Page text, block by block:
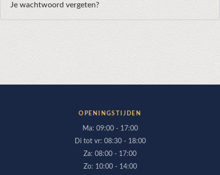
Je wachtwoord vergeten?
OPENINGSTIJDEN
Ma: 09:00 - 17:00
Di tot vr: 08:30 - 18:00
Za: 08:00 - 17:00
Zo: 10:00 - 14:00